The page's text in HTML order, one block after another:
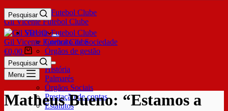
Gil Vicente Futebol Clube
Pesquisar
SDUQ
Contrato de Sociedade
Órgãos de gestão
Clube
História
Palmarés
Órgãos Sociais
Prestação de contas
Estatutos
Gil Vicente Futebol Clube
€0,00
Pesquisar
Menu
Matheus Bueno: “Estamos a